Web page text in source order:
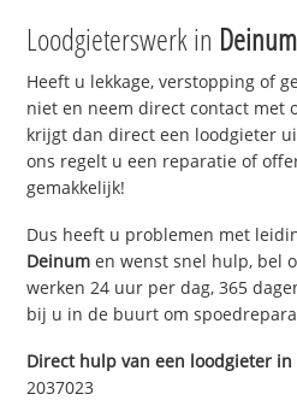
Loodgieterswerk in Deinum
Heeft u lekkage, verstopping of
niet en neem direct contact met
krijgt dan direct een loodgieter
ons regelt u een reparatie of
gemakkelijk!
Dus heeft u problemen met
Deinum en wenst snel hulp, bel
werken 24 uur per dag, 365
bij u in de buurt om
Direct hulp van een loodgieter in
2037023